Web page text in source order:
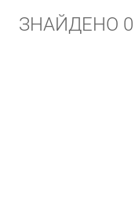
ЗНАЙДЕНО